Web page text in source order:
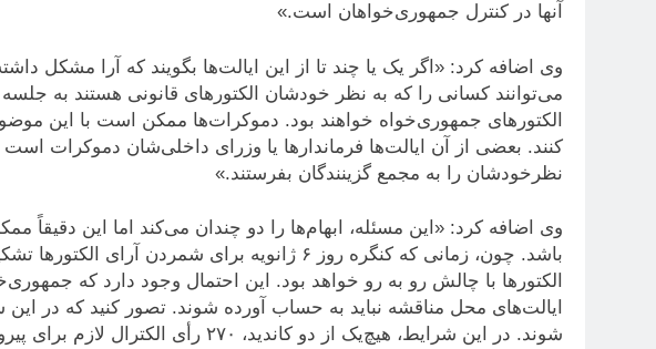
آنها در کنترل جمهوری‌خواهان است.»
وی اضافه کرد: «اگر یک یا چند تا از این ایالت‌ها بگویند که آرا مشکل
می‌توانند کسانی را که به نظر خودشان الکتورهای قانونی هستند به جلسه
الکتورهای جمهوری‌خواه خواهند بود. دموکرات‌ها ممکن است با این
کنند. بعضی از آن ایالت‌ها فرماندارها یا وزرای داخلی‌شان دموکرات
نظرخودشان را به مجمع گزینندگان بفرستند.»
وی اضافه کرد: «این مسئله، ابهام‌ها را دو چندان می‌کند اما این
باشد. چون، زمانی که کنگره روز ۶ ژانویه برای
الکتورها با چالش رو به رو خواهد بود. این احتمال وجود دارد که
ایالت‌های محل مناقشه نباید به حساب آورده شوند. تصور کنید که در این
شوند. در این شرایط، هیچ‌یک از دو کاندید، ۲۷۰ رأی الکترال لازم برای پیروزی در انتخابات را نخواهد داشت.»